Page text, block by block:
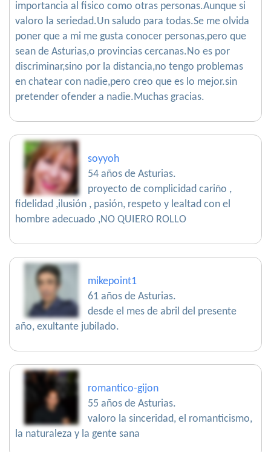
importancia al fisico como otras personas.Aunque si
valoro la seriedad.Un saludo para todas.Se me olvida
poner que a mi me gusta conocer personas,pero que
sean de Asturias,o provincias cercanas.No es por
discriminar,sino por la distancia,no tengo problemas
en chatear con nadie,pero creo que es lo mejor.sin
pretender ofender a nadie.Muchas gracias.
soyyoh
54 años de Asturias.
proyecto de complicidad cariño ,
fidelidad ,ilusión , pasión, respeto y lealtad con el
hombre adecuado ,NO QUIERO ROLLO
mikepoint1
61 años de Asturias.
desde el mes de abril del presente
año, exultante jubilado.
romantico-gijon
55 años de Asturias.
valoro la sinceridad, el romanticismo,
la naturaleza y la gente sana